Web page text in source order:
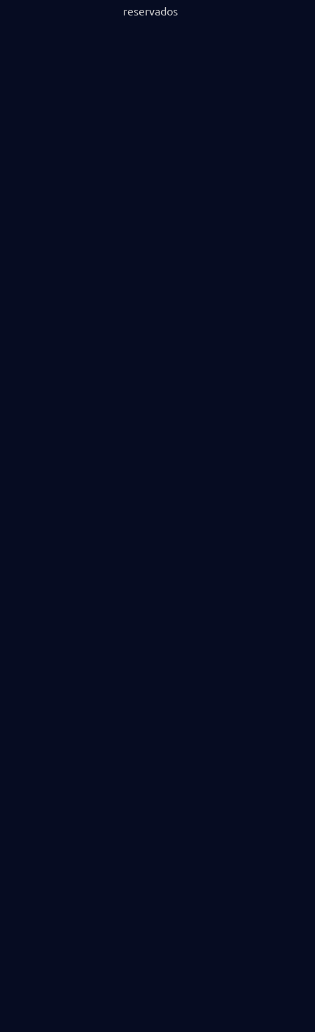
reservados